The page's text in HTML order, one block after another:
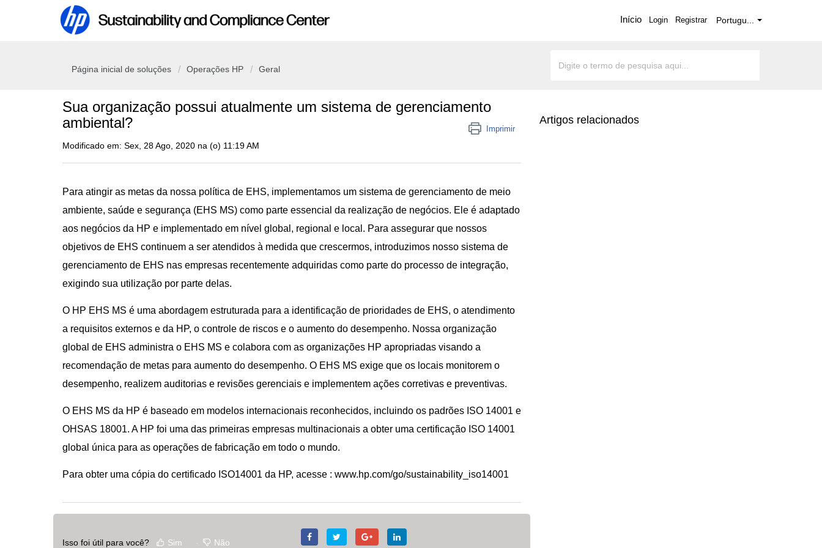
Início Portugu...
Login Registrar
Página inicial de soluções Operações HP Geral
Sua organização possui atualmente um sistema de gerenciamento
ambiental?
Imprimir
Modificado em: Sex, 28 Ago, 2020 na (o) 11:19 AM
Para atingir as metas da nossa política de EHS, implementamos um sistema de gerenciamento de meio
ambiente, saúde e segurança (EHS MS) como parte essencial da realização de negócios. Ele é adaptado
aos negócios da HP e implementado em nível global, regional e local. Para assegurar que nossos
objetivos de EHS continuem a ser atendidos à medida que crescermos, introduzimos nosso sistema de
gerenciamento de EHS nas empresas recentemente adquiridas como parte do processo de integração,
exigindo sua utilização por parte delas.
O HP EHS MS é uma abordagem estruturada para a identificação de prioridades de EHS, o atendimento
a requisitos externos e da HP, o controle de riscos e o aumento do desempenho. Nossa organização
global de EHS administra o EHS MS e colabora com as organizações HP apropriadas visando a
recomendação de metas para aumento do desempenho. O EHS MS exige que os locais monitorem o
desempenho, realizem auditorias e revisões gerenciais e implementem ações corretivas e preventivas.
O EHS MS da HP é baseado em modelos internacionais reconhecidos, incluindo os padrões ISO 14001 e
OHSAS 18001. A HP foi uma das primeiras empresas multinacionais a obter uma certificação ISO 14001
global única para as operações de fabricação em todo o mundo.
Para obter uma cópia do certificado ISO14001 da HP, acesse : www.hp.com/go/sustainability_iso14001
Isso foi útil para você? Sim Não
Artigos relacionados